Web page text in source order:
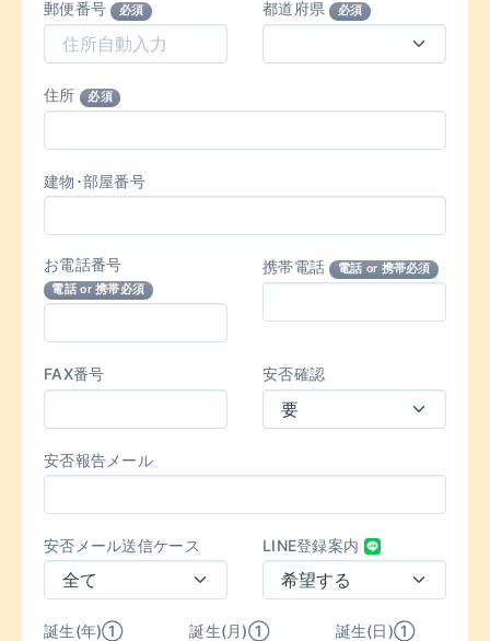
郵便番号 必須 都道府県 必須
住所 必須
建物･部屋番号
お電話番号
電話 or 携帯必須
携帯電話 電話 or 携帯必須
FAX番号 安否確認
安否報告メール
安否メール送信ケース LINE登録案内
誕生(年)① 誕生(月)① 誕生(日)①